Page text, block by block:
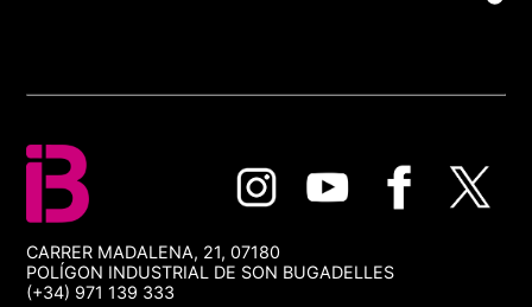
CARRER MADALENA, 21, 07180
POLÍGON INDUSTRIAL DE SON BUGADELLES
(+34) 971 139 333